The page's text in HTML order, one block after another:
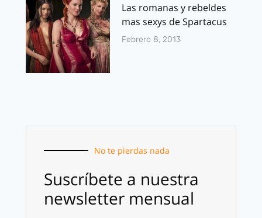
Las romanas y rebeldes
mas sexys de Spartacus
Febrero 8, 2013
No te pierdas nada
Suscríbete a nuestra
newsletter mensual